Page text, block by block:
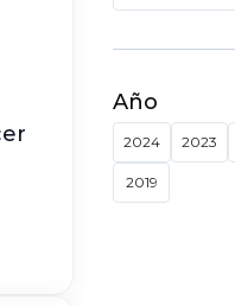
Año
2024 2023
2019